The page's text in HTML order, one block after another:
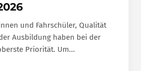
und Fahrschüler, Qualität
Ausbildung haben bei der
Priorität. Um...